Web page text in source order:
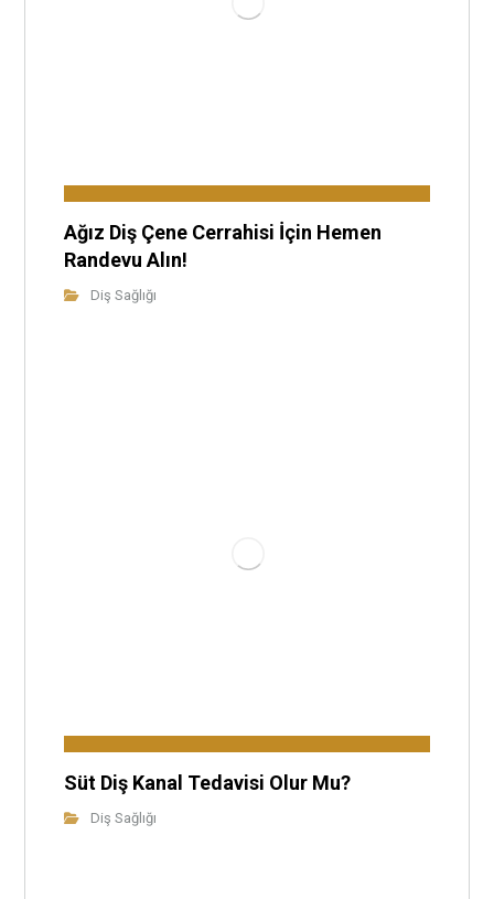
Ağız Diş Çene Cerrahisi İçin Hemen
Randevu Alın!
Diş Sağlığı
Süt Diş Kanal Tedavisi Olur Mu?
Diş Sağlığı